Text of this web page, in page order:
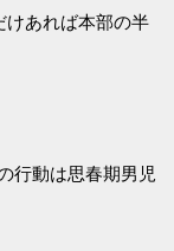
けあれば本部の半
行動は思春期男児